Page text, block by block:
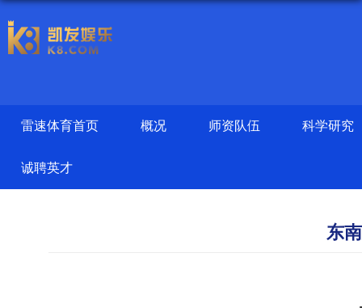
雷速体育首页 概况 师资队伍 科学研究
诚聘英才
东